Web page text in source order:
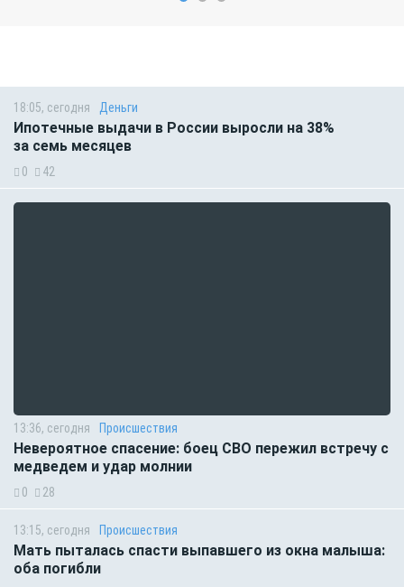
18:05, сегодня Деньги
Ипотечные выдачи в России выросли на 38%
за семь месяцев
0 42
13:36, сегодня Происшествия
Невероятное спасение: боец СВО пережил встречу с
медведем и удар молнии
0 28
13:15, сегодня Происшествия
Мать пыталась спасти выпавшего из окна малыша:
оба погибли